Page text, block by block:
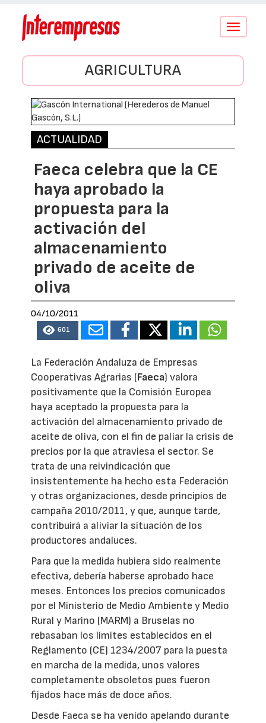
Conmutar
AGRICULTURA
ACTUALIDAD
Faeca celebra que la CE
haya aprobado la
propuesta para la
activación del
almacenamiento
privado de aceite de
oliva
04/10/2011
601
La Federación Andaluza de Empresas
Cooperativas Agrarias (Faeca) valora
positivamente que la Comisión Europea
haya aceptado la propuesta para la
activación del almacenamiento privado de
aceite de oliva, con el fin de paliar la crisis de
precios por la que atraviesa el sector. Se
trata de una reivindicación que
insistentemente ha hecho esta Federación
y otras organizaciones, desde principios de
campaña 2010/2011, y que, aunque tarde,
contribuirá a aliviar la situación de los
productores andaluces.
Para que la medida hubiera sido realmente
efectiva, debería haberse aprobado hace
meses. Entonces los precios comunicados
por el Ministerio de Medio Ambiente y Medio
Rural y Marino (MARM) a Bruselas no
rebasaban los límites establecidos en el
Reglamento (CE) 1234/2007 para la puesta
en marcha de la medida, unos valores
completamente obsoletos pues fueron
fijados hace más de doce años.
Desde Faeca se ha venido apelando durante